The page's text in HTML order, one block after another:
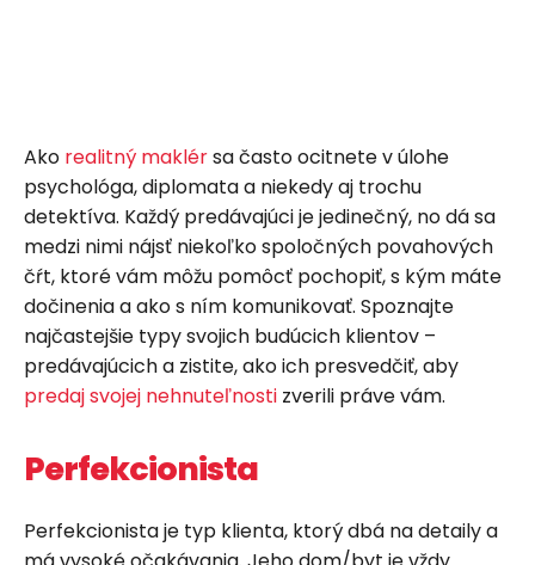
Ako realitný maklérsa často ocitnete v úlohe
psychológa, diplomata a niekedy aj trochu
detektíva. Každý predávajúci je jedinečný, no dá sa
medzi nimi nájsť niekoľko spoločných povahových
čŕt, ktoré vám môžu pomôcť pochopiť, s kým máte
dočinenia a ako s ním komunikovať. Spoznajte
najčastejšie typy svojich budúcich klientov –
predávajúcich a zistite, ako ich presvedčiť, aby
predaj svojej nehnuteľnosti zverili práve vám.
Perfekcionista
Perfekcionista je typ klienta, ktorý dbá na detaily a